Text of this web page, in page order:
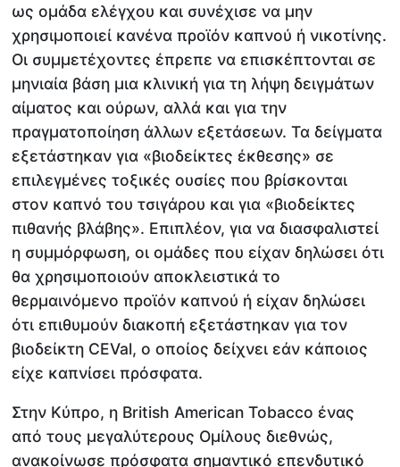
ως ομάδα ελέγχου και συνέχισε να μην
χρησιμοποιεί κανένα προϊόν καπνού ή νικοτίνης.
Οι συμμετέχοντες έπρεπε να επισκέπτονται σε
μηνιαία βάση μια κλινική για τη λήψη δειγμάτων
αίματος και ούρων, αλλά και για την
πραγματοποίηση άλλων εξετάσεων. Τα δείγματα
εξετάστηκαν για «βιοδείκτες έκθεσης» σε
επιλεγμένες τοξικές ουσίες που βρίσκονται
στον καπνό του τσιγάρου και για «βιοδείκτες
πιθανής βλάβης». Επιπλέον, για να διασφαλιστεί
η συμμόρφωση, οι ομάδες που είχαν δηλώσει ότι
θα χρησιμοποιούν αποκλειστικά το
θερμαινόμενο προϊόν καπνού ή είχαν δηλώσει
ότι επιθυμούν διακοπή εξετάστηκαν για τον
βιοδείκτη CEVal, ο οποίος δείχνει εάν κάποιος
είχε καπνίσει πρόσφατα.
Στην Κύπρο, η British American Tobacco ένας
από τους μεγαλύτερους Ομίλους διεθνώς,
ανακοίνωσε πρόσφατα σημαντικό επενδυτικό